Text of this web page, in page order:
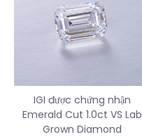
IGI được chứng nhận
Emerald Cut 1.0ct VS Lab
Grown Diamond